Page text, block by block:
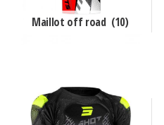
Maillot off road (10)